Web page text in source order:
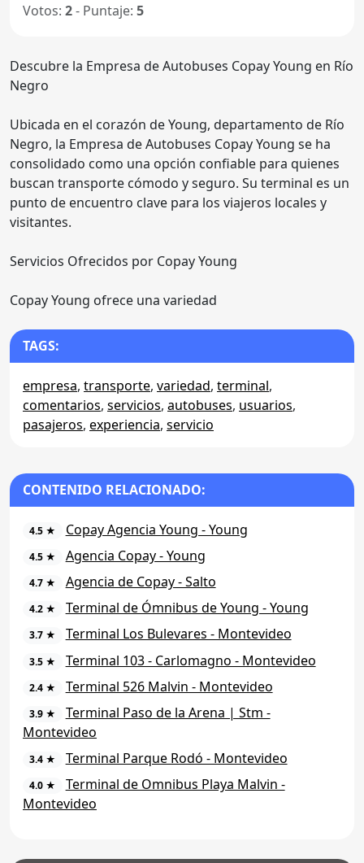
Votos: 2- Puntaje: 5
Descubre la Empresa de Autobuses Copay Young en Río
Negro
Ubicada en el corazón de Young, departamento de Río
Negro, la Empresa de Autobuses Copay Young se ha
consolidado como una opción confiable para quienes
buscan transporte cómodo y seguro. Su terminal es un
punto de encuentro clave para los viajeros locales y
visitantes.
Servicios Ofrecidos por Copay Young
Copay Young ofrece una variedad
TAGS:
empresa, transporte, variedad, terminal,
comentarios, servicios, autobuses, usuarios,
pasajeros, experiencia, servicio
CONTENIDO RELACIONADO:
4.5 ★ Copay Agencia Young - Young
4.5 ★ Agencia Copay - Young
4.7 ★ Agencia de Copay - Salto
4.2 ★ Terminal de Ómnibus de Young - Young
3.7 ★ Terminal Los Bulevares - Montevideo
3.5 ★ Terminal 103 - Carlomagno - Montevideo
2.4 ★ Terminal 526 Malvin - Montevideo
3.9 ★
Terminal Paso de la Arena | Stm -
Montevideo
3.4 ★ Terminal Parque Rodó - Montevideo
4.0 ★
Terminal de Omnibus Playa Malvin -
Montevideo